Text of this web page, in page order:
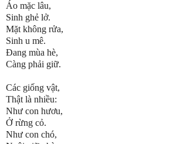
Áo mặc lâu,
Sinh ghẻ lở.
Mặt không rửa,
Sinh u mê.
Đang mùa hè,
Càng phải giữ.
Các giống vật,
Thật là nhiều:
Như con hươu,
Ở rừng cỏ.
Như con chó,